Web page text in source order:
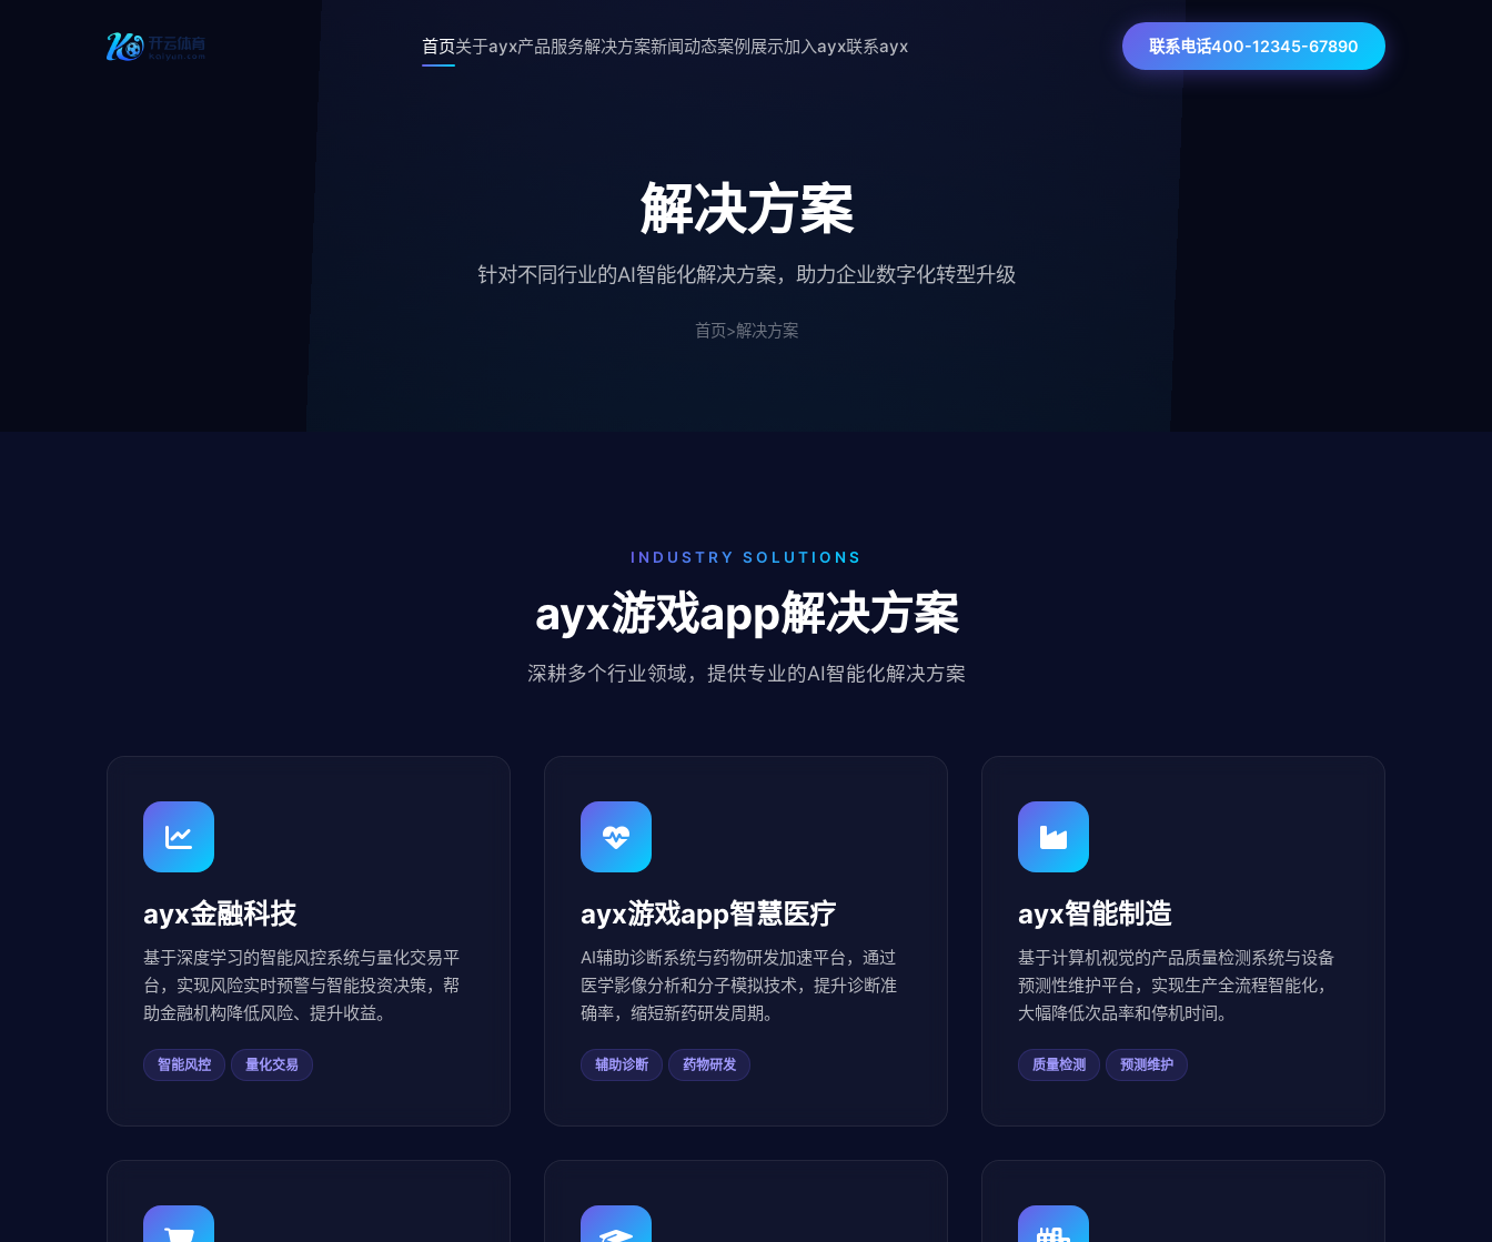
首页关于ayx产品服务解决方案新闻动态案例展示加入ayx联系ayx 联系电话400-12345-67890
解决方案
针对不同行业的AI智能化解决方案，助力企业数字化转型升级
首页>解决方案
INDUSTRY SOLUTIONS
ayx游戏app解决方案
深耕多个行业领域，提供专业的AI智能化解决方案
ayx金融科技
基于深度学习的智能风控系统与量化交易平
台，实现风险实时预警与智能投资决策，帮
助金融机构降低风险、提升收益。
智能风控 量化交易
ayx游戏app智慧医疗
AI辅助诊断系统与药物研发加速平台，通过
医学影像分析和分子模拟技术，提升诊断准
确率，缩短新药研发周期。
辅助诊断 药物研发
ayx智能制造
基于计算机视觉的产品质量检测系统与设备
预测性维护平台，实现生产全流程智能化，
大幅降低次品率和停机时间。
质量检测 预测维护